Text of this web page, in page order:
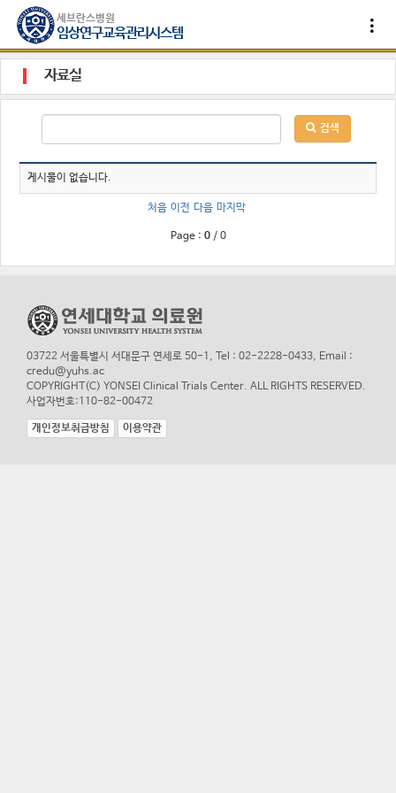
세브란스병원
임상연구교육관리시스템
자료실
검색
게시물이 없습니다.
처음 이전 다음 마지막
Page : 0/ 0
03722 서울특별시 서대문구 연세로 50-1, Tel : 02-2228-0433, Email :
credu@yuhs.ac
COPYRIGHT(C) YONSEI Clinical Trials Center. ALL RIGHTS RESERVED.
사업자번호:110-82-00472
개인정보취급방침 이용약관